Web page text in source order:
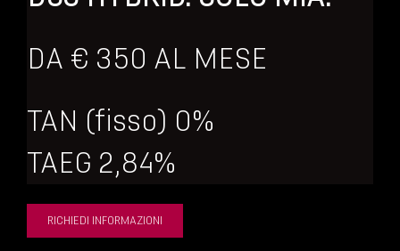
DA € 350 AL MESE
TAN (fisso) 0%
TAEG 2,84%
RICHIEDI INFORMAZIONI